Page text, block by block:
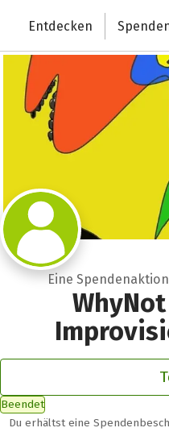
Deutschlands größte
Entdecken
Eine
Beendet
Du erhältst eine